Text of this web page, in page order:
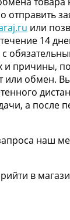
отправить
или
14
с
и причины,
или обмен.
а после
наш
в